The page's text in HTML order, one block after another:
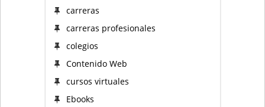
carreras
carreras profesionales
colegios
Contenido Web
cursos virtuales
Ebooks